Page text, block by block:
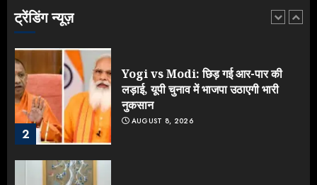
ट्रेंडिंग न्यूज़
1
2
Yogi vs Modi: छिड़ गई आर-पार की
लड़ाई, यूपी चुनाव में भाजपा उठाएगी भारी
नुकसान
AUGUST 8, 2026